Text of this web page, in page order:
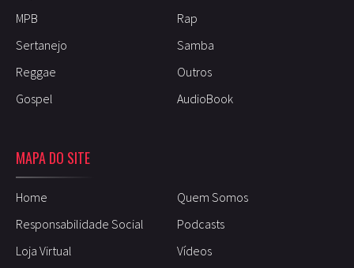
MPB
Rap
Sertanejo
Samba
Reggae
Outros
Gospel
AudioBook
MAPA DO SITE
Home
Quem Somos
Responsabilidade Social
Podcasts
Loja Virtual
Vídeos